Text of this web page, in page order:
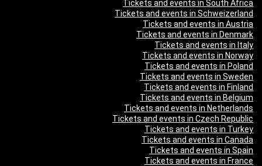
Tickets and events in South Africa
Tickets and events in Schweizerland
Tickets and events in Austria
Tickets and events in Denmark
Tickets and events in Italy
Tickets and events in Norway
Tickets and events in Poland
Tickets and events in Sweden
Tickets and events in Finland
Tickets and events in Belgium
Tickets and events in Netherlands
Tickets and events in Czech Republic
Tickets and events in Turkey
Tickets and events in Canada
Tickets and events in Spain
Tickets and events in France